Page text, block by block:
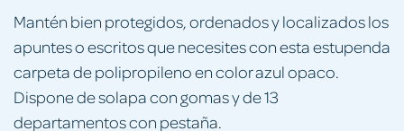
Mantén bien protegidos, ordenados y localizados los
apuntes o escritos que necesites con esta estupenda
carpeta de polipropileno en color azul opaco.
Dispone de solapa con gomas y de 13
departamentos con pestaña.